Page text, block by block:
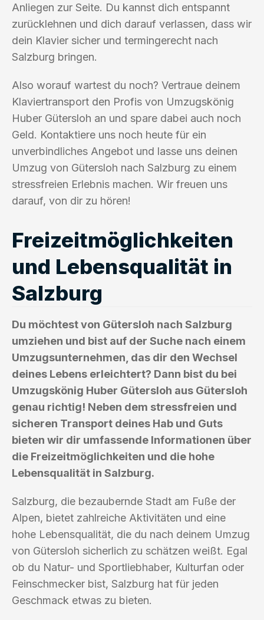
Anliegen zur Seite. Du kannst dich entspannt
zurücklehnen und dich darauf verlassen, dass wir
dein Klavier sicher und termingerecht nach
Salzburg bringen.
Also worauf wartest du noch? Vertraue deinem
Klaviertransport den Profis von Umzugskönig
Huber Gütersloh an und spare dabei auch noch
Geld. Kontaktiere uns noch heute für ein
unverbindliches Angebot und lasse uns deinen
Umzug von Gütersloh nach Salzburg zu einem
stressfreien Erlebnis machen. Wir freuen uns
darauf, von dir zu hören!
Freizeitmöglichkeiten
und Lebensqualität in
Salzburg
Du möchtest von Gütersloh nach Salzburg
umziehen und bist auf der Suche nach einem
Umzugsunternehmen, das dir den Wechsel
deines Lebens erleichtert? Dann bist du bei
Umzugskönig Huber Gütersloh aus Gütersloh
genau richtig! Neben dem stressfreien und
sicheren Transport deines Hab und Guts
bieten wir dir umfassende Informationen über
die Freizeitmöglichkeiten und die hohe
Lebensqualität in Salzburg.
Salzburg, die bezaubernde Stadt am Fuße der
Alpen, bietet zahlreiche Aktivitäten und eine
hohe Lebensqualität, die du nach deinem Umzug
von Gütersloh sicherlich zu schätzen weißt. Egal
ob du Natur- und Sportliebhaber, Kulturfan oder
Feinschmecker bist, Salzburg hat für jeden
Geschmack etwas zu bieten.